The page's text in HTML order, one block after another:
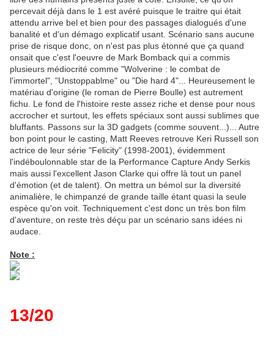
percevait déjà dans le 1 est avéré puisque le traitre qui était
attendu arrive bel et bien pour des passages dialogués d'une
banalité et d'un démago explicatif usant. Scénario sans aucune
prise de risque donc, on n'est pas plus étonné que ça quand
onsait que c'est l'oeuvre de Mark Bomback qui a commis
plusieurs médiocrité comme "Wolverine : le combat de
l'immortel", "Unstoppablme" ou "Die hard 4"... Heureusement le
matériau d'origine (le roman de Pierre Boulle) est autrement
fichu. Le fond de l'histoire reste assez riche et dense pour nous
accrocher et surtout, les effets spéciaux sont aussi sublimes que
bluffants. Passons sur la 3D gadgets (comme souvent...)... Autre
bon point pour le casting, Matt Reeves retrouve Keri Russell son
actrice de leur série "Felicity" (1998-2001), évidemment
l'indéboulonnable star de la Performance Capture Andy Serkis
mais aussi l'excellent Jason Clarke qui offre là tout un panel
d'émotion (et de talent). On mettra un bémol sur la diversité
animalière, le chimpanzé de grande taille étant quasi la seule
espèce qu'on voit. Techniquement c'est donc un très bon film
d'aventure, on reste très déçu par un scénario sans idées ni
audace.
Note :
13/20